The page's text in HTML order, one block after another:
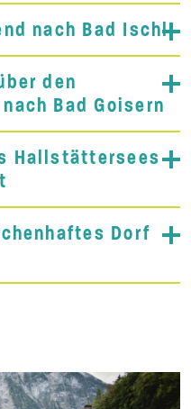
nach Bad Ischl
den
Bad Goisern
Hallstättersees
Dorf